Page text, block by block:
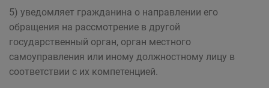
5) уведомляет гражданина о направлении его
обращения на рассмотрение в другой
государственный орган, орган местного
самоуправления или иному должностному лицу в
соответствии с их компетенцией.